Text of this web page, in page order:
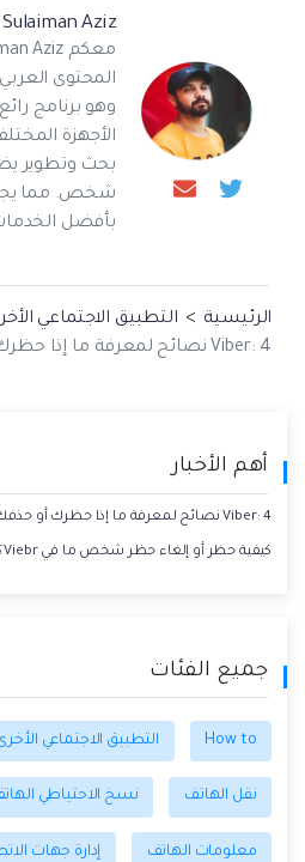
Sulaiman Aziz
وهو برنامج
الأجهزة
بحث وتطوير
شخص. مما
بأفضل
الرئيسية > التطبيق الاجتماعي
Viber: 4 نصائح لمعرفة ما إذا حظرك أو حذفك أحد
أهم الأخبار
Viber: 4 نصائح لمعرفة ما إذا حظرك أو حذفك أحد
كيفية حظر أو إلغاء حظر شخص ما في Viebr؟ (Android / iPhone)
جميع الفئات
How to التطبيق الاجتماعي
نقل الهاتف نسخ الاحتياطي
معلومات الهاتف إدارة جهات